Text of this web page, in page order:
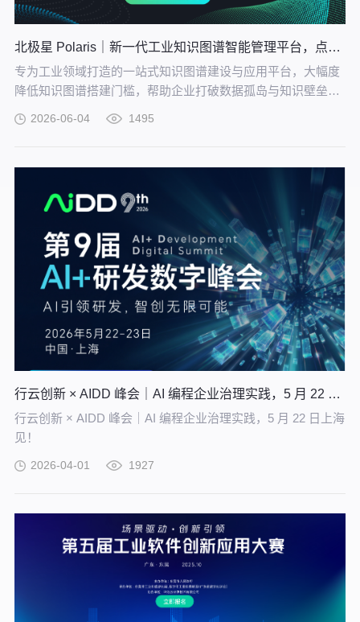
北极星 Polaris｜新一代工业知识图谱智能管理平台，点亮工业知识智能之路
专为工业领域打造的一站式知识图谱建设与应用平台，大幅度
降低知识图谱搭建门槛，帮助企业打破数据孤岛与知识壁垒，
的图谱构建与智能推理能力，打造企业级智能决策新引擎，赋
2026-06-04 1495
行云创新 × AIDD 峰会｜AI 编程企业治理实践，5 月 22 日上海见！
行云创新 × AIDD 峰会｜AI 编程企业治理实践，5 月 22 日上海
见！
2026-04-01 1927